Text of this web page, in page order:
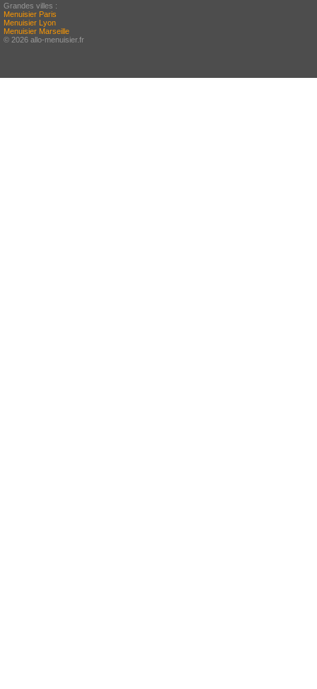
Grandes villes :
Menuisier Paris
Menuisier Lyon
Menuisier Marseille
© 2026 allo-menuisier.fr